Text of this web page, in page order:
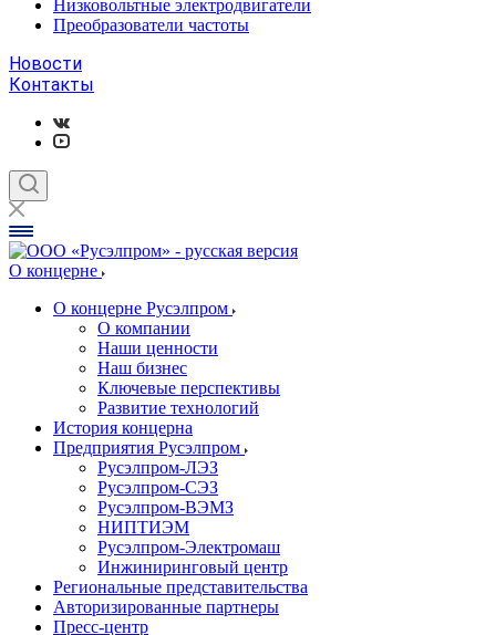
Низковольтные электродвигатели
Преобразователи частоты
Новости
Контакты
О концерне
О концерне Русэлпром
О компании
Наши ценности
Наш бизнес
Ключевые перспективы
Развитие технологий
История концерна
Предприятия Русэлпром
Русэлпром-ЛЭЗ
Русэлпром-СЭЗ
Русэлпром-ВЭМЗ
НИПТИЭМ
Русэлпром-Электромаш
Инжиниринговый центр
Региональные представительства
Авторизированные партнеры
Пресс-центр